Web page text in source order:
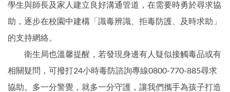
學生與師長及家人建立良好溝通管道，在需要時勇於尋求協
助，逐步在校園中建構「識毒辨識、拒毒防護、及時求助」
的支持網絡。
衛生局也溫馨提醒，若發現身邊有人疑似接觸毒品或有
相關疑問，可撥打24小時毒防諮詢專線0800-770-885尋求
協助。多一分警覺，就多一分守護，讓我們攜手為孩子打造